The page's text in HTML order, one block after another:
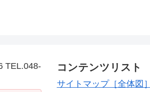
TEL.048-
コンテンツリスト
サイトマップ［全体図］